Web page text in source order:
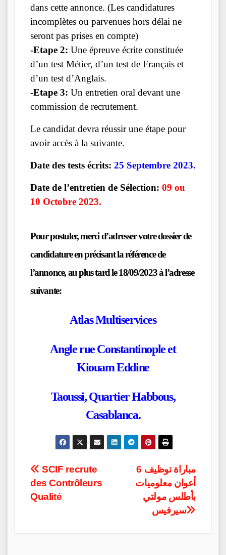
dans cette annonce. (Les candidatures
incomplètes ou parvenues hors délai ne
seront pas prises en compte)
-Etape 2: Une épreuve écrite constituée
d’un test Métier, d’un test de Français et
d’un test d’Anglais.
-Etape 3: Un entretien oral devant une
commission de recrutement.
Le candidat devra réussir une étape pour
avoir accès à la suivante.
Date des tests écrits: 25 Septembre 2023.
Date de l’entretien de Sélection: 09 ou
10 Octobre 2023.
Pour postuler, merci d’adresser votre dossier de
candidature en précisant la référence de
l’annonce, au plus tard le 18/09/2023 à l’adresse
suivante:
Atlas Multiservices
Angle rue Constantinople et
Kiouam Eddine
Taoussi, Quartier Habbous,
Casablanca.
Post
navigation
مباراة توظيف 6
أعوان معلوميات
بأطلس مولتي
سيرفيس
SCIF recrute
des Contrôleurs
Qualité